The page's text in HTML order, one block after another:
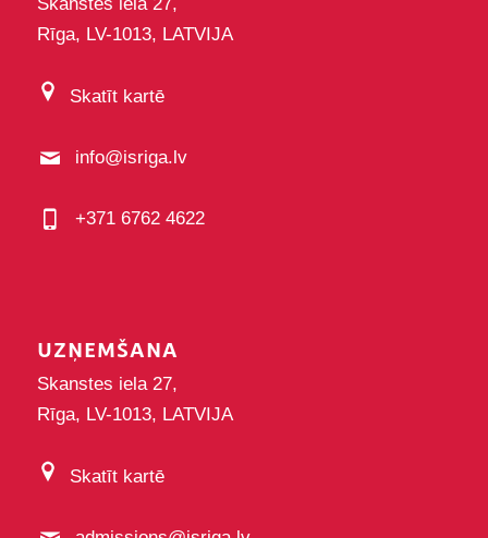
Rīga, LV-1013, LATVIJA
Skatīt kartē
info@isriga.lv
+371 6762 4622
UZŅEMŠANA
Skanstes iela 27,
Rīga, LV-1013, LATVIJA
Skatīt kartē